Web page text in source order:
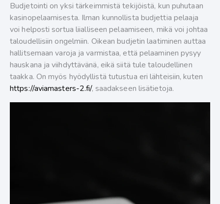
Budjetointi on yksi tärkeimmistä tekijöistä, kun puhutaan
kasinopelaamisesta. Ilman kunnollista budjettia pelaaja
voi helposti sortua liialliseen pelaamiseen, mikä voi johtaa
taloudellisiin ongelmiin. Oikean budjetin laatiminen auttaa
hallitsemaan varoja ja varmistaa, että pelaaminen pysyy
hauskana ja viihdyttävänä, eikä siitä tule taloudellinen
taakka. On myös hyödyllistä tutustua eri lähteisiin, kuten
https://aviamasters-2.fi/, saadakseen lisätietoja.